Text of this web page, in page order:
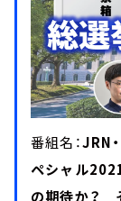
番組名：JRN
ペシャル
の期待か？